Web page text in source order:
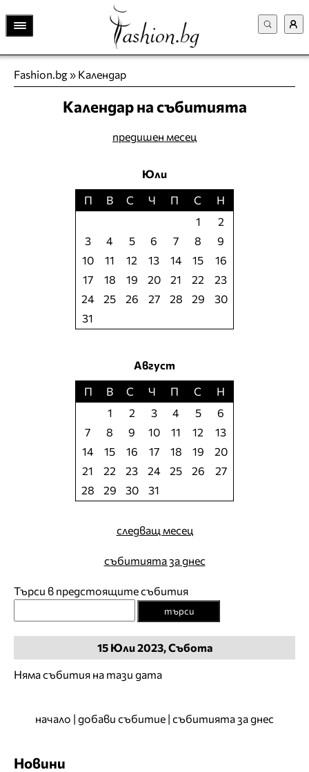
Fashion.bg» Календар
Календар на събитията
предишен месец
Юли
П
В С Ч П С
Н
1
2
3
4 5 6 7 8
9
10
11 12 13 14 15
16
17
18 19 20 21 22
23
24
25 26 27 28 29
30
31
Август
П
В С Ч П С
Н
1
2 3 4 5
6
7
8 9 10 11 12
13
14
15 16 17 18 19
20
21
22 23 24 25 26
27
28
29 30 31
следващ месец
събитията за днес
Търси в предстоящите събития
търси
15 Юли2023, Събота
Няма събития на тази дата
начало | добави събитие | събитията за днес
Новини